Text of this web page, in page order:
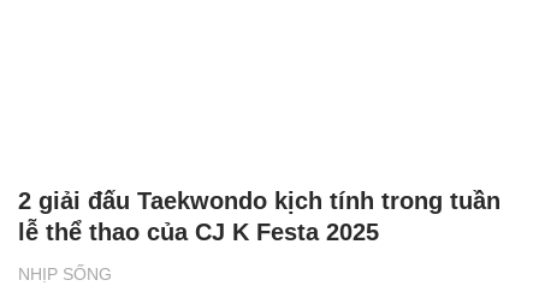
NHỊP SỐNG
2 giải đấu Taekwondo kịch tính trong tuần
lễ thể thao của CJ K Festa 2025